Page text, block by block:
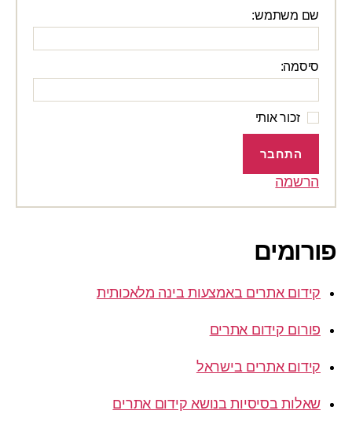
שם משתמש:
סיסמה:
זכור אותי
התחבר
הרשמה
פורומים
קידום אתרים באמצעות בינה מלאכותית
פורום קידום אתרים
קידום אתרים בישראל
שאלות בסיסיות בנושא קידום אתרים